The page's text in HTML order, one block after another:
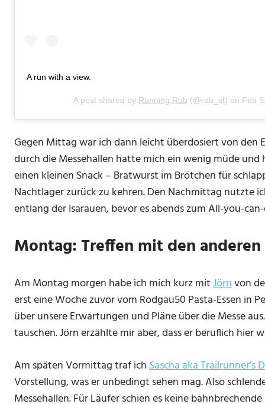
A run with a view.
A post shared by Running Rob (@rob_st) on Feb
Gegen Mittag war ich dann leicht überdosiert von den
durch die Messehallen hatte mich ein wenig müde
einen kleinen Snack – Bratwurst im Brötchen für
Nachtlager zurück zu kehren. Den Nachmittag nutzte
entlang der Isarauen, bevor es abends zum All-you-
Montag: Treffen mit den
Am Montag morgen habe ich mich kurz mitJörnvon
erst eine Woche zuvor vom Rodgau50 Pasta-Essen in
über unsere Erwartungen und Pläne über die Messe
tauschen. Jörn erzählte mir aber, dass er beruflich hier
Am späten Vormittag traf ichSascha aka Trailrunner’s
Vorstellung, was er unbedingt sehen mag. Also
Messehallen. Für Läufer schien es keine